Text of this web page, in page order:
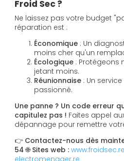
Froid Sec ?
Ne laissez pas votre budget
réparation est :
Économique : Un
moins cher qu'un
Écologique : Protégeons
jetant moins.
Réunionnaise : Un
passionné.
Une panne ? Un code erreur
capitulez pas ! Faites appel
dépannage pour remettre
👉 Contactez-nous dès
54 🌐 Sites web : www.froidsec.re
electromenager.re